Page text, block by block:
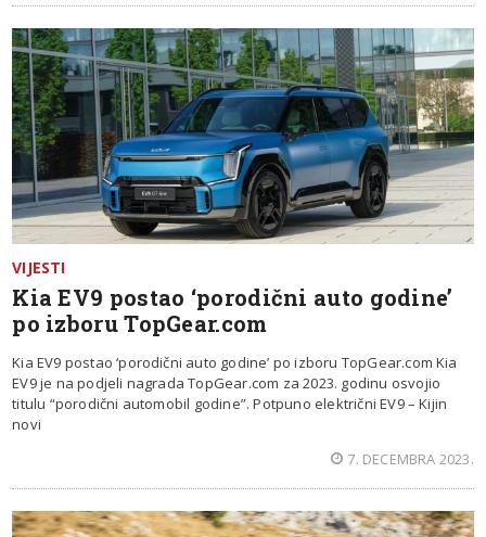
VIJESTI
Kia EV9 postao ‘porodični auto godine’
po izboru TopGear.com
Kia EV9 postao ‘porodični auto godine’ po izboru TopGear.com Kia
EV9 je na podjeli nagrada TopGear.com za 2023. godinu osvojio
titulu “porodični automobil godine”. Potpuno električni EV9 – Kijin
novi
7. DECEMBRA 2023.